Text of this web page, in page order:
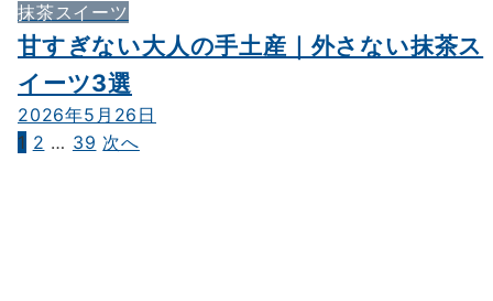
抹茶スイーツ
甘すぎない大人の手土産｜外さない抹茶ス
イーツ3選
2026年5月26日
投
1 2 … 39 次へ